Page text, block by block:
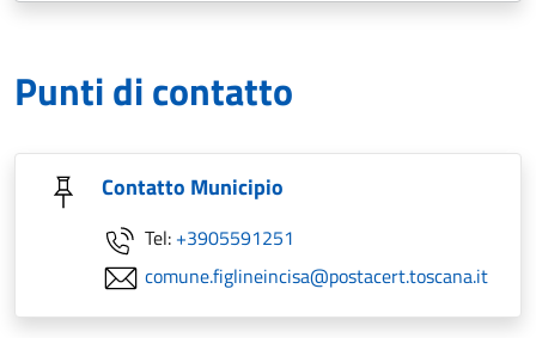
Punti di contatto
Contatto Municipio
Tel: +3905591251
comune.figlineincisa@postacert.toscana.it